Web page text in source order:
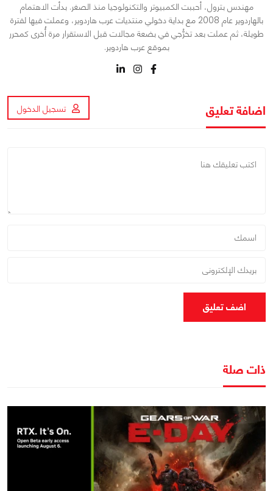
مهندس بترول، أحببت الكمبيوتر والتكنولوجيا منذ الصغر. بدأت الاهتمام
بالهاردوير عام 2008 مع بداية دخولي منتديات عرب هاردوير، وعملت فيها لفترة
طويلة، ثم عملت بعد تخرُّجي في بضعة مجالات قبل الاستقرار مرة أُخرى كمحرر
بموقع عرب هاردوير.
اضافة تعليق تسجيل الدخول
اضف تعليق
ذات صلة